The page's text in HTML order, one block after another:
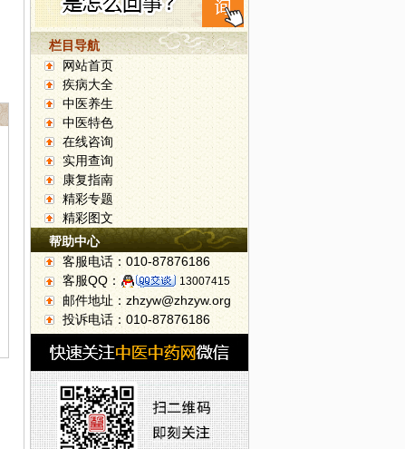
栏目导航
网站首页
疾病大全
中医养生
中医特色
在线咨询
实用查询
康复指南
精彩专题
精彩图文
帮助中心
客服电话：010-87876186
客服QQ：
13007415
邮件地址：zhzyw@zhzyw.org
投诉电话：010-87876186